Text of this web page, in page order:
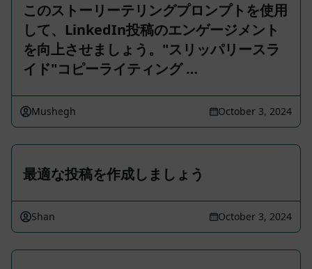
このストーリーテリングプロンプトを使用
して、LinkedIn投稿のエンゲージメント
を向上させましょう。"スリッパリースラ
イド"コピーライティング …
Mushegh October 3, 2024
最適な投稿を作成しましょう
Shan October 3, 2024